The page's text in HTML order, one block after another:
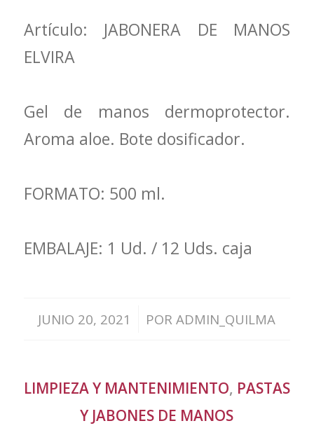
Artículo: JABONERA DE MANOS
ELVIRA
Gel de manos dermoprotector.
Aroma aloe. Bote dosificador.
FORMATO: 500 ml.
EMBALAJE: 1 Ud. / 12 Uds. caja
JUNIO 20, 2021
/ PORADMIN_QUILMA
LIMPIEZA Y MANTENIMIENTO, PASTAS
Y JABONES DE MANOS